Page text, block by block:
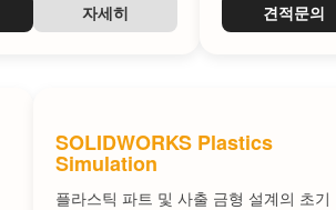
자세히 견적문의
SOLIDWORKS Plastics
Simulation
플라스틱 파트 및 사출 금형 설계의 초기